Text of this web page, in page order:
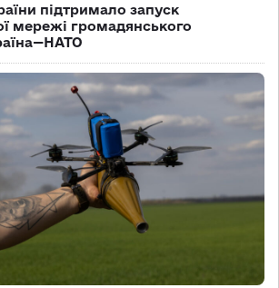
підтримало запуск
мережі громадянського